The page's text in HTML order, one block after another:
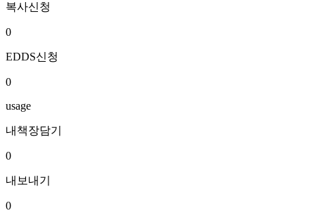
복사신청
0
EDDS신청
0
usage
내책장담기
0
내보내기
0